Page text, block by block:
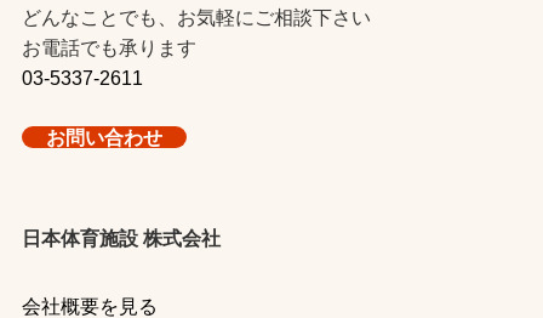
どんなことでも、お気軽にご相談下さい
お電話でも承ります
03-5337-2611
お問い合わせ
日本体育施設 株式会社
会社概要を見る